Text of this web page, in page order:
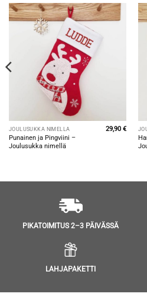
JOULUSUKKA NIMELLÄ
Punainen ja Pingviini –
Joulusukka nimellä
29,90€
PIKATOIMITUS 2–3 PÄIVÄSSÄ
LAHJAPAKETTI